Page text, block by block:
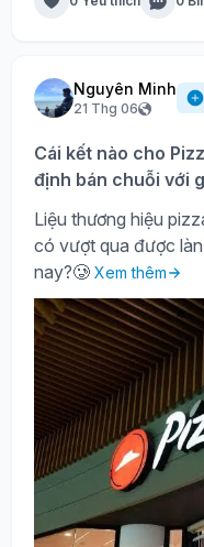
Nguyên Minh
21 Thg 06
Cái kết nào cho
định bán chuỗi với
Liệu thương hiệu
có vượt qua được
nay?🥲 Xem thêm